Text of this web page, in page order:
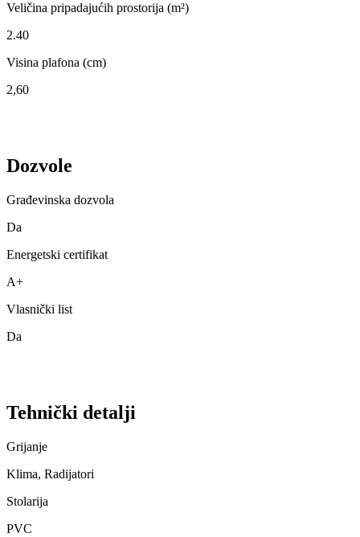
Veličina pripadajućih prostorija (m²)
2.40
Visina plafona (cm)
2,60
Dozvole
Građevinska dozvola
Da
Energetski certifikat
A+
Vlasnički list
Da
Tehnički detalji
Grijanje
Klima, Radijatori
Stolarija
PVC